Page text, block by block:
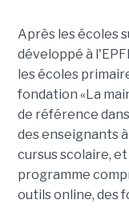
Après les écoles
développé à
les écoles
fondation «La
de référence
des enseignants
cursus scolaire,
programme
outils online, des